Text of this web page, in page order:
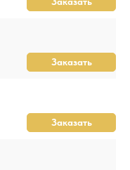
Заказать
Заказать